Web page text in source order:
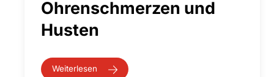
Ohrenschmerzen und
Husten
Weiterlesen